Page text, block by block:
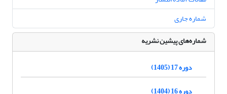
شماره جاری
شماره‌های پیشین نشریه
دوره 17 (1405)
دوره 16 (1404)